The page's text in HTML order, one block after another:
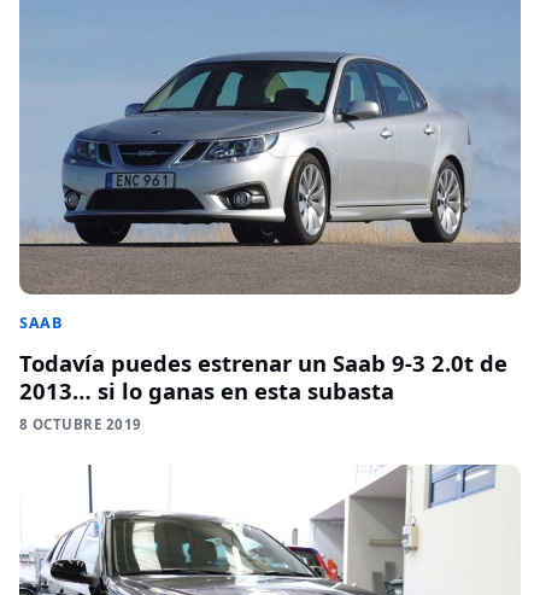
SAAB
Todavía puedes estrenar un Saab 9-3 2.0t de
2013… si lo ganas en esta subasta
8 OCTUBRE 2019